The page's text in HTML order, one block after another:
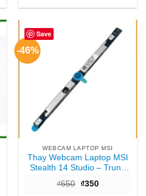
Save
-46%
WEBCAM LAPTOP MSI
Thay Webcam Laptop MSI
Stealth 14 Studio – Trung
Chóng, Giá Rẻ
₫650 Giá
₫350Giá